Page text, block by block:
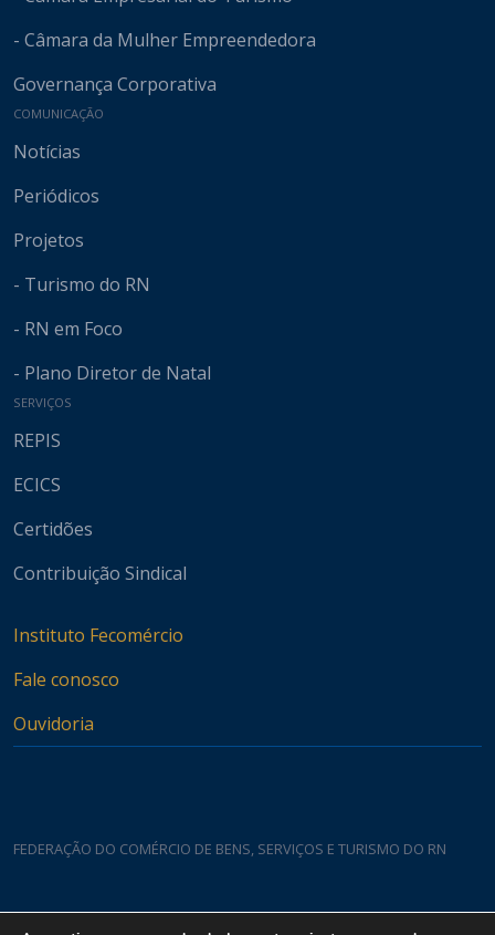
- Câmara da Mulher Empreendedora
Governança Corporativa
COMUNICAÇÃO
Notícias
Periódicos
Projetos
- Turismo do RN
- RN em Foco
- Plano Diretor de Natal
SERVIÇOS
REPIS
ECICS
Certidões
Contribuição Sindical
Instituto Fecomércio
Fale conosco
Ouvidoria
FEDERAÇÃO DO COMÉRCIO DE BENS, SERVIÇOS E TURISMO DO RN